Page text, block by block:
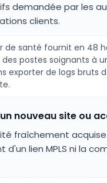
demandée par les
clients.
de santé fournit en 48
postes soignants à
exporter de logs bruts
nouveau site ou
fraîchement
lien MPLS ni la